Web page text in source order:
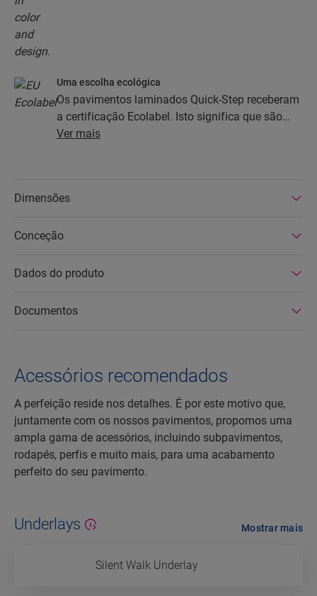
Uma escolha ecológica
Os pavimentos laminados Quick-Step receberam
a certificação Ecolabel. Isto significa que são
feitos de, pelo menos, 80% de madeira de origem
pavimentos laminados Quick-Step têm uma vida
prolongada, são fáceis de reparar e de remover.
Ver mais
Dimensões
Conceção
Dados do produto
Documentos
Acessórios recomendados
A perfeição reside nos detalhes. É por este motivo que,
juntamente com os nossos pavimentos, propomos uma
ampla gama de acessórios, incluindo subpavimentos,
rodapés, perfis e muito mais, para uma acabamento
perfeito do seu pavimento.
Underlays
Silent Walk Underlay
Mostrar mais